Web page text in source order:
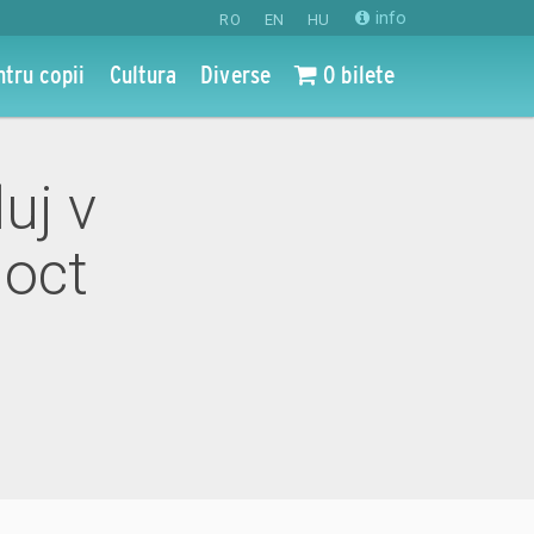
RO EN HU info
copii Cultura Diverse 0 bilete
v